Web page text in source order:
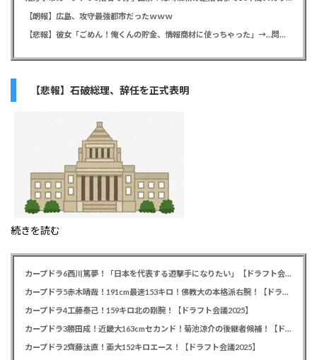
【朗報】広島、攻守最強都市だったｗｗｗ
【悲報】彼女「ごめん！俺くんの貯金、情報商材に使っちゃった」→…問い詰めたらギャン泣きされたんだが俺が悪いのか？
【悲報】石破総理、辞任を正式表明
続きを読む
カープドラ6西川篤夢！「日本を代表する遊撃手になりたい」【ドラフト会議2025】
カープドラ5赤木晴哉！191cm最速153キロ！佛教大の本格派右腕！【ドラフト会議2025】
カープドラ4工藤泰己！159キロ北の剛腕！【ドラフト会議2025】
カープドラ3勝田成！近畿大163cmセカンド！菊池涼介の後継者候補！【ドラフト会議2025】
カープドラ2齊藤汰直！亜大152キロエース！【ドラフト会議2025】